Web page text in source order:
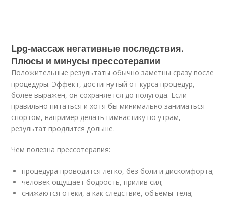
Lpg-массаж негативные последствия.
Плюсы и минусы прессотерапии
Положительные результаты обычно заметны сразу после
процедуры. Эффект, достигнутый от курса процедур,
более выражен, он сохраняется до полугода. Если
правильно питаться и хотя бы минимально заниматься
спортом, например делать гимнастику по утрам,
результат продлится дольше.
Чем полезна прессотерапия:
процедура проводится легко, без боли и дискомфорта;
человек ощущает бодрость, прилив сил;
снижаются отеки, а как следствие, объемы тела;